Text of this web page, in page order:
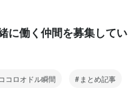
に働く仲間を募集してい
ココロオドル瞬間 まとめ記事